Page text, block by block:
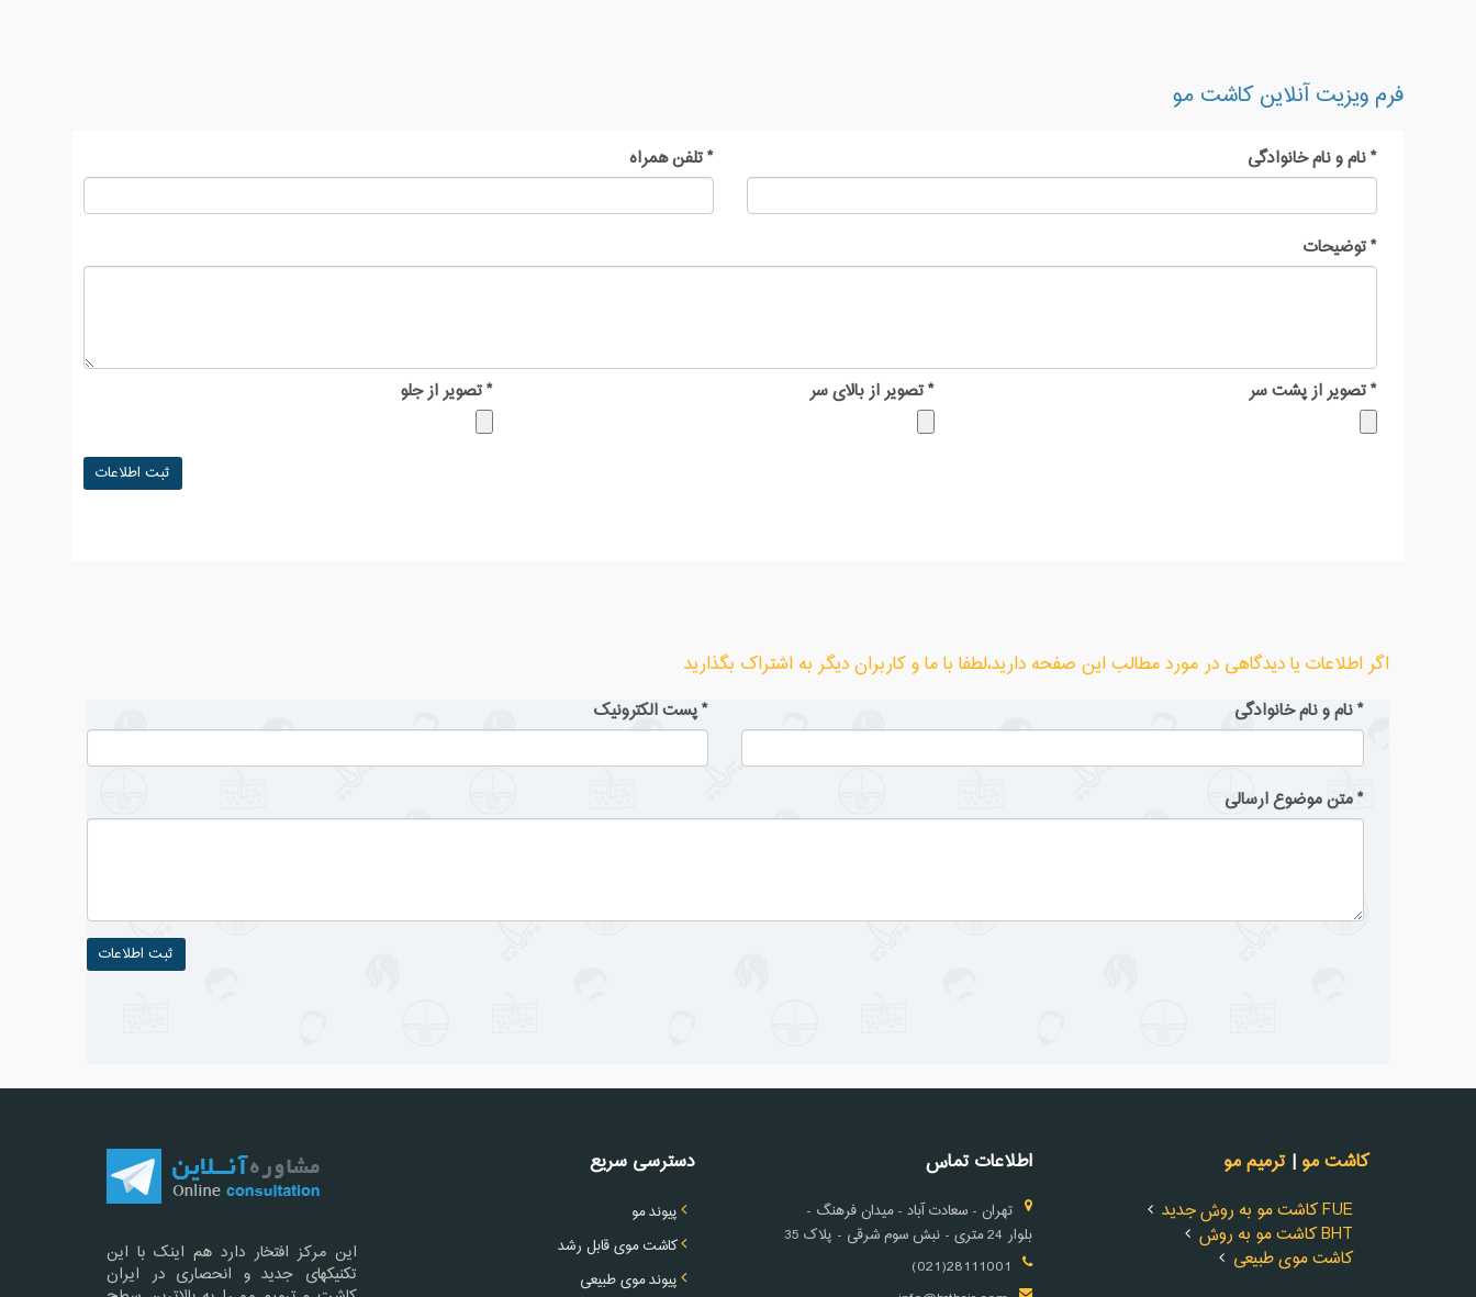
فرم ویزیت آنلاین کاشت مو
*تلفن همراه *نام و نام خانوادگی
*توضیحات
*تصویر از جلو *تصویر از بالای سر *تصویر از پشت سر
اگر اطلاعات یا دیدگاهی در مورد مطالب این صفحه دارید،لطفا با ما و کاربران دیگر به اشتراک بگذارید
*پست الکترونیک *نام و نام خانوادگی
*متن موضوع ارسالی
این مرکز افتخار دارد هم اینک با این
تکنیکهای جدید و انحصاری در ایران
دسترسی سریع
پیوند مو
کاشت موی قابل رشد
پیوند موی طبیعی
اطلاعات تماس
تهران - سعادت آباد - میدان فرهنگ -
بلوار 24 متری - نبش سوم شرقی - پلاک 35
28111001(021)
کاشت مو | ترمیم مو
کاشت مو به روش جدید FUE
کاشت مو به روش BHT
کاشت موی طبیعی